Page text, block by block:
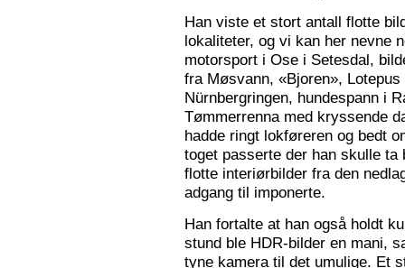
Han viste et stort antall flotte
lokaliteter, og vi kan her nevne
motorsport i Ose i Setesdal,
fra Møsvann, «Bjoren»,
Nürnbergringen, hundespann i
Tømmerrenna med kryssende
hadde ringt lokføreren og bedt
toget passerte der han skulle
flotte interiørbilder fra den
adgang til imponerte.
Han fortalte at han også holdt
stund ble HDR-bilder en mani,
tyne kamera til det umulige. Et